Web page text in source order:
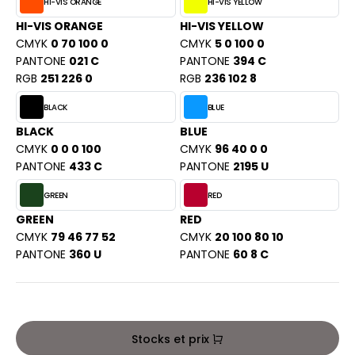
SHIRT
SHIRT
PROFESSIONNELLE
- BLOUSON
COOL
HOODS
T'S
HI-VIS ORANGE
CMYK 0 70 100 0
PANTONE 021 C
RGB 251 226 0
HI-VIS YELLOW
CMYK 5 0 100 0
PANTONE 394 C
RGB 236 102 8
BLACK
BLACK
CMYK 0 0 0 100
PANTONE 433 C
BLUE
BLUE
CMYK 96 40 0 0
PANTONE 2195 U
GREEN
GREEN
CMYK 79 46 77 52
PANTONE 360 U
RED
RED
CMYK 20 100 80 10
PANTONE 60 8 C
Stocks et prix